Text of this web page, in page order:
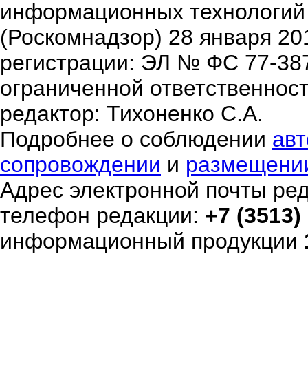
информационных
(Роскомнадзор) 28 января
регистрации: ЭЛ № ФС 77-
ограниченной
редактор: Тихоненко С.А.
Подробнее о соблюдении
сопровождении и
Адрес электронной почты
телефон редакции: +7
информационный продукции